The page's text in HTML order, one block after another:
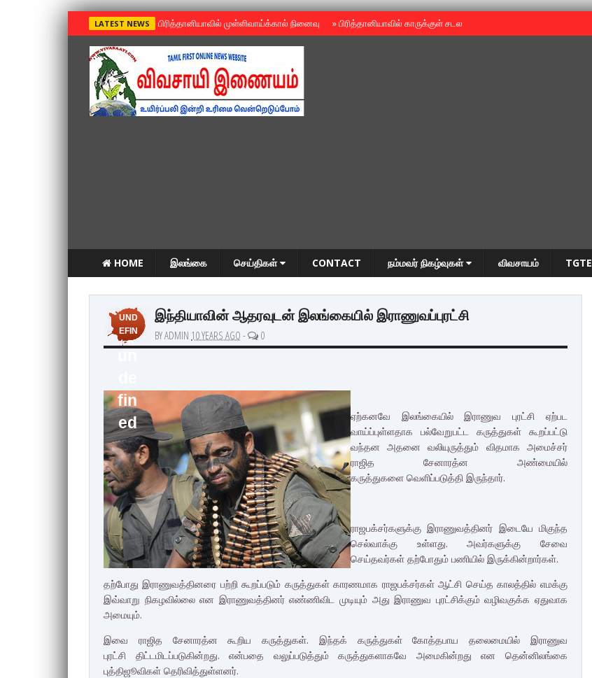
LATEST NEWS »பிரித்தானியாவில் முள்ளிவாய்க்கால் நினைவு »பிரித்தானியாவில் காருக்குள் சடலம் -தமிழருடையதா ?
HOME இலங்கை செய்திகள் CONTACT நம்மவர் நிகழ்வுகள் விவசாயம் TGTE
UND
EFIN
ED
fin
ed
இந்தியாவின் ஆதரவுடன் இலங்கையில் இராணுவப்புரட்சி
BY ADMIN 10 YEARS AGO - 0
ஏற்கனவே இலங்கையில் இராணுவ புரட்சி ஏற்பட
வாய்ப்புள்ளதாக பல்வேறுபட்ட கருத்துகள் கூறப்பட்டு
வந்தன அதனை வலியுருத்தும் விதமாக அமைச்சர்
ராஜித சேனாரத்ன அண்மையில்
கருத்துகளை வெளிப்படுத்தி இருந்தார்.
ராஜபக்சர்களுக்கு இராணுவத்தினர் இடையே மிகுந்த
செல்வாக்கு உள்ளது.அவர்களுக்கு சேவை
செய்தவர்கள் தற்போதும் பணியில் இருக்கின்றார்கள்.
தற்போது இராணுவத்தினரை பற்றி கூறப்படும் கருத்துகள் காரணமாக ராஜபக்சர்கள் ஆட்சி செய்த காலத்தில் எமக்கு
இவ்வாறு நிகழவில்லைஎன இராணுவத்தினர் எண்ணிவிட முடியும் அது இராணுவ புரட்சிக்கும்வழிவகுக்க ஏதுவாக
அமையும்.
இவை ராஜித சேனாரத்ன கூறிய கருத்துகள். இந்தக் கருத்துகள் கோத்தபாய தலைமையில் இராணுவ
புரட்சி திட்டமிடப்படுகின்றது. என்பதை வலுப்படுத்தும் கருத்துகளாகவே அமைகின்றது என தென்னிலங்கை
புத்திஜூவிகள் தெரிவித்துள்ளனர்.